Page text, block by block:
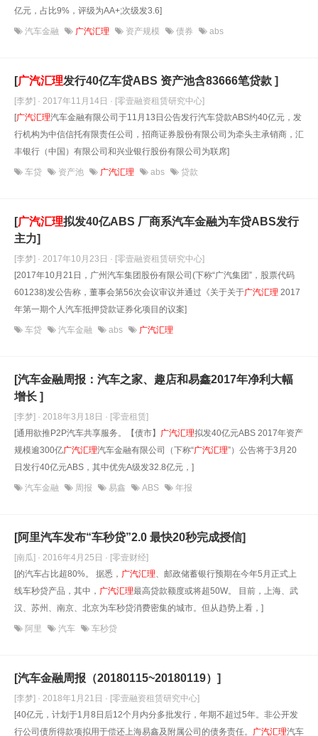
亿元，占比9%，评级为AA+;次级发3.6]
汽车金融 广汽汇理 资产规模 债券 abs
[广汽汇理发行40亿车贷ABS 资产池含83666笔贷款 ]
[李梦] · 2017年11月14日 · [零壹融资租赁研究中心]
[广汽汇理汽车金融有限公司于11月13日公告发行汽车贷款ABS约40亿元，发
行机构为中信信托有限责任公司，招商证券股份有限公司为牵头主承销商，汇
丰银行（中国）有限公司和兴业银行股份有限公司为联席]
车贷 资产池 广汽汇理 abs 贷款
[广汽汇理拟发40亿ABS 厂商系汽车金融为车贷ABS发行
主力]
[李梦] · 2017年10月23日 · [零壹融资租赁研究中心]
[2017年10月21日，广州汽车集团股份有限公司(下称“广汽集团”，股票代码
601238)发公告称，董事会第56次会议审议并通过《关于关于广汽汇理 2017
年第一期个人汽车抵押贷款证券化项目的议案]
车贷 汽车金融 abs 广汽汇理
[汽车金融周报：汽车之家、趣店和易鑫2017年净利大幅
增长 ]
[李梦] · 2018年3月18日 · [零壹租赁]
[通用欲推P2P汽车共享服务。【债市】 广汽汇理拟发40亿元ABS 2017年资产
规模逾300亿广汽汇理汽车金融有限公司（下称“广汽汇理”）公告将于3月20
日发行40亿元ABS，其中优先A级发32.8亿元，]
汽车金融 周报 易鑫 ABS 年报
[阿里汽车发布“车秒贷”2.0 最快20秒完成授信]
[南瓜] · 2016年4月25日 · [零壹财经]
[的汽车占比超80%。 据悉， 广汽汇理、邮政储蓄银行预期在今年5月正式上
线车秒贷产品，其中， 广汽汇理最高贷款额度或将超50W。 目前，上海、武
汉、苏州、南京、北京为车秒贷消费密集的城市。但从趋势上看，]
阿里 汽车 车秒贷
[汽车金融周报（20180115~20180119）]
[李梦] · 2018年1月21日 · [零壹融资租赁研究中心]
[40亿元，计划于1月8日后12个月内分多批发行，年期不超过5年。非公开发
行公司债所得款项拟用于偿还上海易鑫及附属公司的债务责任。 广汽汇理汽车